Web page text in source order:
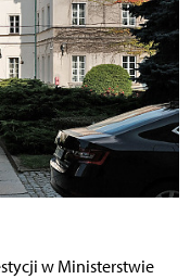
w Ministerstwie